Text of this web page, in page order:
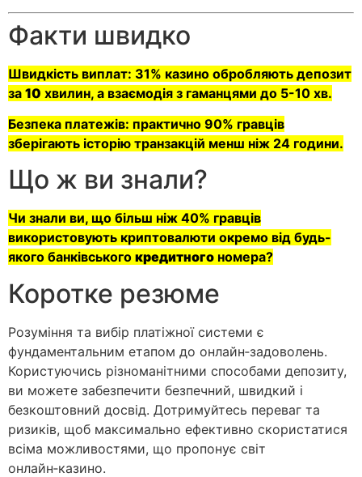
Факти швидко
Швидкість виплат: 31% казино обробляють депозит
за 10 хвилин, а взаємодія з гаманцями до 5-10 хв.
Безпека платежів: практично 90% гравців
зберігають історію транзакцій менш ніж 24 години.
Що ж ви знали?
Чи знали ви, що більш ніж 40% гравців
використовують криптовалюти окремо від будь-
якого банківського кредитного номера?
Коротке резюме
Розуміння та вибір платіжної системи є
фундаментальним етапом до онлайн‑задоволень.
Користуючись різноманітними способами депозиту,
ви можете забезпечити безпечний, швидкий і
безкоштовний досвід. Дотримуйтесь переваг та
ризиків, щоб максимально ефективно скористатися
всіма можливостями, що пропонує світ
онлайн‑казино.